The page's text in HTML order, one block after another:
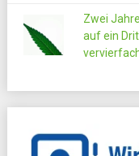
Zwei
auf ein